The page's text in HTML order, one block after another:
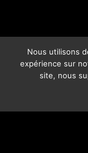
Nous utilisons
expérience sur
site, nous